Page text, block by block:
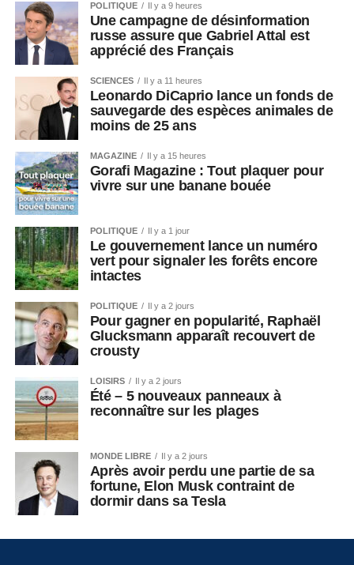
POLITIQUE Il y a 9 heures
Une campagne de désinformation
russe assure que Gabriel Attal est
apprécié des Français
SCIENCES Il y a 11 heures
Leonardo DiCaprio lance un fonds de
sauvegarde des espèces animales de
moins de 25 ans
MAGAZINE Il y a 15 heures
Gorafi Magazine : Tout plaquer pour
vivre sur une banane bouée
POLITIQUE Il y a 1 jour
Le gouvernement lance un numéro
vert pour signaler les forêts encore
intactes
POLITIQUE Il y a 2 jours
Pour gagner en popularité, Raphaël
Glucksmann apparaît recouvert de
crousty
LOISIRS Il y a 2 jours
Été – 5 nouveaux panneaux à
reconnaître sur les plages
MONDE LIBRE Il y a 2 jours
Après avoir perdu une partie de sa
fortune, Elon Musk contraint de
dormir dans sa Tesla